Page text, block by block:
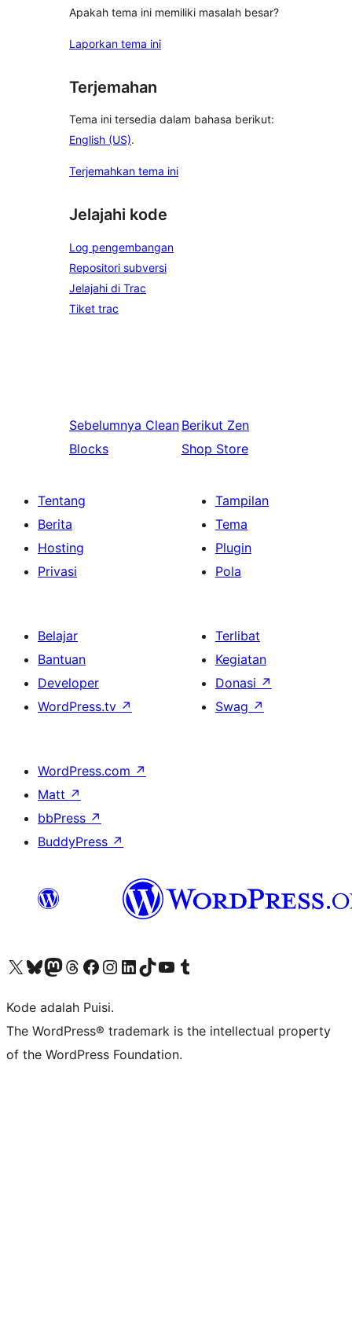
Apakah tema ini memiliki masalah besar?
Laporkan tema ini
Terjemahan
Tema ini tersedia dalam bahasa berikut:
English (US).
Terjemahkan tema ini
Jelajahi kode
Log pengembangan
Repositori subversi
Jelajahi di Trac
Tiket trac
Sebelumnya Clean
Blocks
Berikut Zen
Shop Store
Tentang
Berita
Hosting
Privasi
Tampilan
Tema
Plugin
Pola
Belajar
Bantuan
Developer
WordPress.tv ↗
Terlibat
Kegiatan
Donasi ↗
Swag ↗
WordPress.com ↗
Matt ↗
bbPress ↗
BuddyPress ↗
Kunjungi akun X (sebelumnya Twitter) kamiVisit our Bluesky account
Kunjungi akun Mastodon kami
Visit our Threads account
Kunjungi halaman Facebook kamiKunjungi akun Instagram kamiKunjungi akun LinkedIn kami
Visit our TikTok account
Kunjungi channel YouTube kamiVisit our Tumblr account
Kode adalah Puisi.
The WordPress® trademark is the intellectual property
of the WordPress Foundation.